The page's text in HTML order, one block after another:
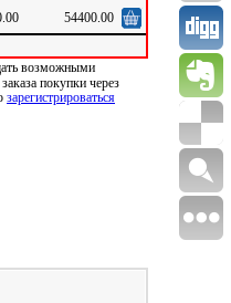
54400.00
возможными
покупки через
зарегистрироваться